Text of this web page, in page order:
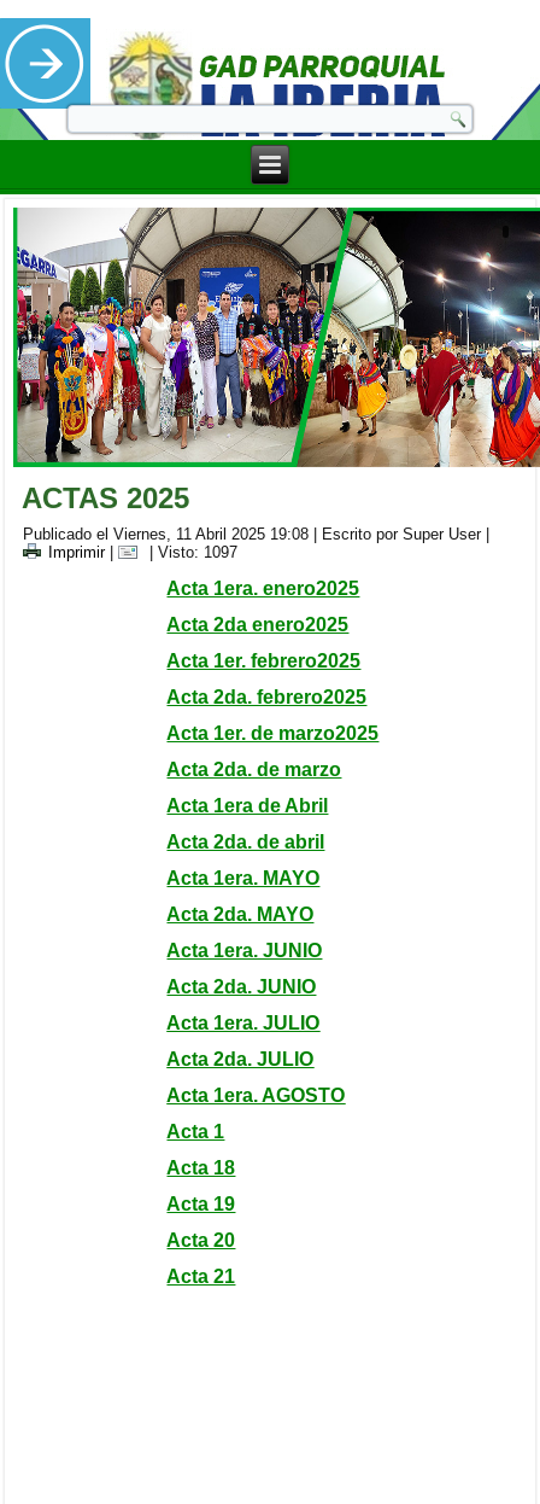
ACTAS 2025
Publicado el Viernes, 11 Abril 2025 19:08 Escrito por Super User|
Imprimir| | Visto: 1097
Acta 1era. enero2025
Acta 2da enero2025
Acta 1er. febrero2025
Acta 2da. febrero2025
Acta 1er. de marzo2025
Acta 2da. de marzo
Acta 1era de Abril
Acta 2da. de abril
Acta 1era. MAYO
Acta 2da. MAYO
Acta 1era. JUNIO
Acta 2da. JUNIO
Acta 1era. JULIO
Acta 2da. JULIO
Acta 1era. AGOSTO
Acta 1
Acta 18
Acta 19
Acta 20
Acta 21